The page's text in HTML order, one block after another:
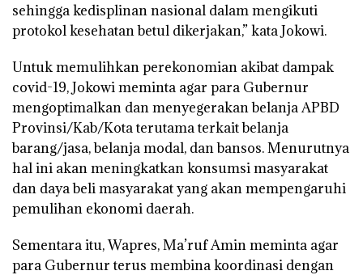
sehingga kedisplinan nasional dalam mengikuti
protokol kesehatan betul dikerjakan,” kata Jokowi.
Untuk memulihkan perekonomian akibat dampak
covid-19, Jokowi meminta agar para Gubernur
mengoptimalkan dan menyegerakan belanja APBD
Provinsi/Kab/Kota terutama terkait belanja
barang/jasa, belanja modal, dan bansos. Menurutnya
hal ini akan meningkatkan konsumsi masyarakat
dan daya beli masyarakat yang akan mempengaruhi
pemulihan ekonomi daerah.
Sementara itu, Wapres, Ma’ruf Amin meminta agar
para Gubernur terus membina koordinasi dengan